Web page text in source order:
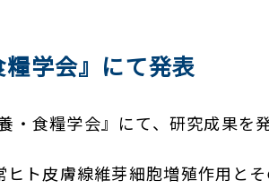
学会』にて発表
食糧学会』にて、研究成果を
ト皮膚線維芽細胞増殖作用と